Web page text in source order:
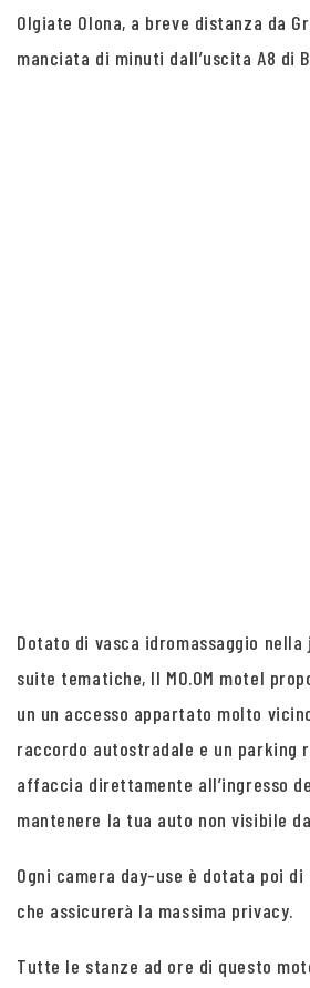
Olgiate Olona, a breve distanza da
manciata di minuti dall’uscita A8 di
Dotato di vasca idromassaggio
suite tematiche, Il MO.OM motel
un un accesso appartato molto
raccordo autostradale e un parking
affaccia direttamente all’ingresso
mantenere la tua auto non visibile
Ogni camera day-use è dotata poi
che assicurerà la massima privacy.
Tutte le stanze ad ore di questo